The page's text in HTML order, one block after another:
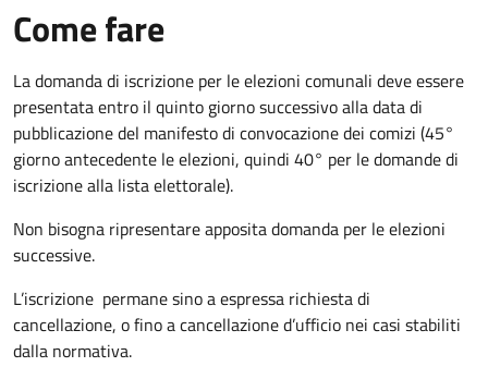
Come fare
La domanda di iscrizione per le elezioni comunali deve essere
presentata entro il quinto giorno successivo alla data di
pubblicazione del manifesto di convocazione dei comizi (45°
giorno antecedente le elezioni, quindi 40° per le domande di
iscrizione alla lista elettorale).
Non bisogna ripresentare apposita domanda per le elezioni
successive.
L’iscrizione permane sino a espressa richiesta di
cancellazione, o fino a cancellazione d’ufficio nei casi stabiliti
dalla normativa.